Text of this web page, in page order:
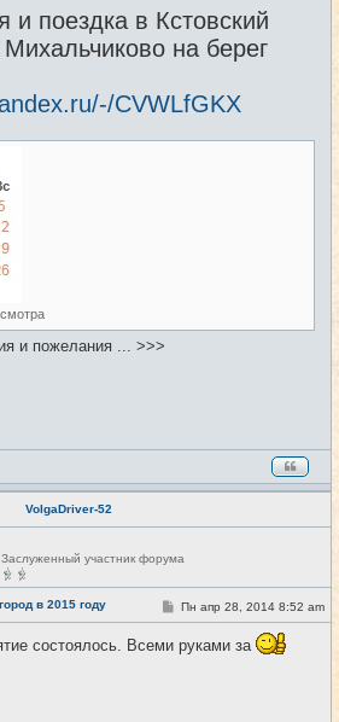
и поездка в Кстовский
на берег
CVWLfGKX
и пожелания ... >>>
VolgaDriver-52
Заслуженный участник форума
в 2015 году #2
С
о
б
Пн апр 28, 2014 8:52 am
состоялось. Всеми руками за